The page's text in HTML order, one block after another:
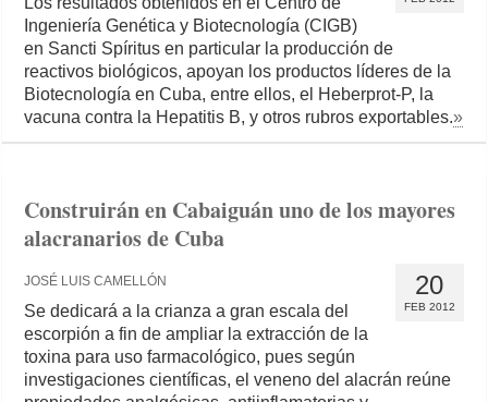
Ingeniería Genética y Biotecnología (CIGB)
en Sancti Spíritus en particular la producción de
reactivos biológicos, apoyan los productos líderes de la
Biotecnología en Cuba, entre ellos, el Heberprot-P, la
vacuna contra la Hepatitis B, y otros rubros exportables.»
Construirán en Cabaiguán uno de los mayores
alacranarios de Cuba
20
FEB 2012
JOSÉ LUIS CAMELLÓN
Se dedicará a la crianza a gran escala del
escorpión a fin de ampliar la extracción de la
toxina para uso farmacológico, pues según
investigaciones científicas, el veneno del alacrán reúne